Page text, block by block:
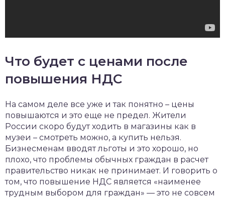
Что будет с ценами после
повышения НДС
На самом деле все уже и так понятно – цены
повышаются и это еще не предел. Жители
России скоро будут ходить в магазины как в
музеи – смотреть можно, а купить нельзя.
Бизнесменам вводят льготы и это хорошо, но
плохо, что проблемы обычных граждан в расчет
правительство никак не принимает. И говорить о
том, что повышение НДС является «наименее
трудным выбором для граждан» — это не совсем